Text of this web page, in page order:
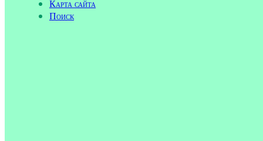
Карта сайта
Поиск